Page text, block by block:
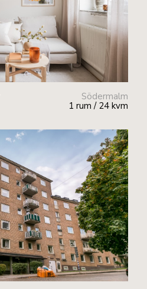
Södermalm
1 rum / 24 kvm